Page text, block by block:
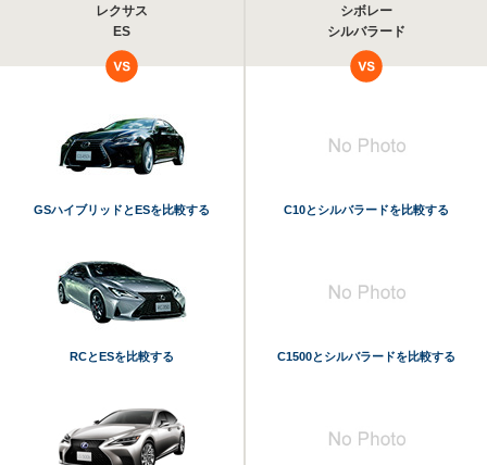
レクサス
ES
シボレー
シルバラード
GSハイブリッドとESを比較する
RCとESを比較する
C10とシルバラードを比較する
C1500とシルバラードを比較する